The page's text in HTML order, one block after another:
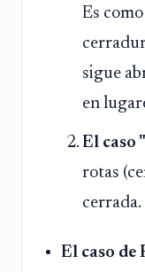
Es
sigue
en
El caso
rotas
cerrada.
El caso de